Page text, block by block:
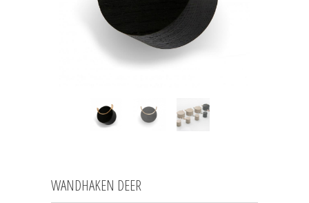
WANDHAKEN DEER